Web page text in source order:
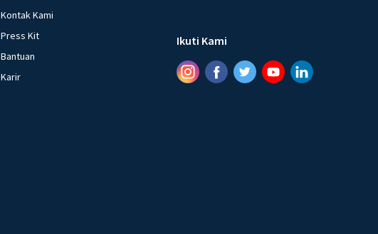
Kontak Kami
Press Kit
Bantuan
Karir
Ikuti Kami